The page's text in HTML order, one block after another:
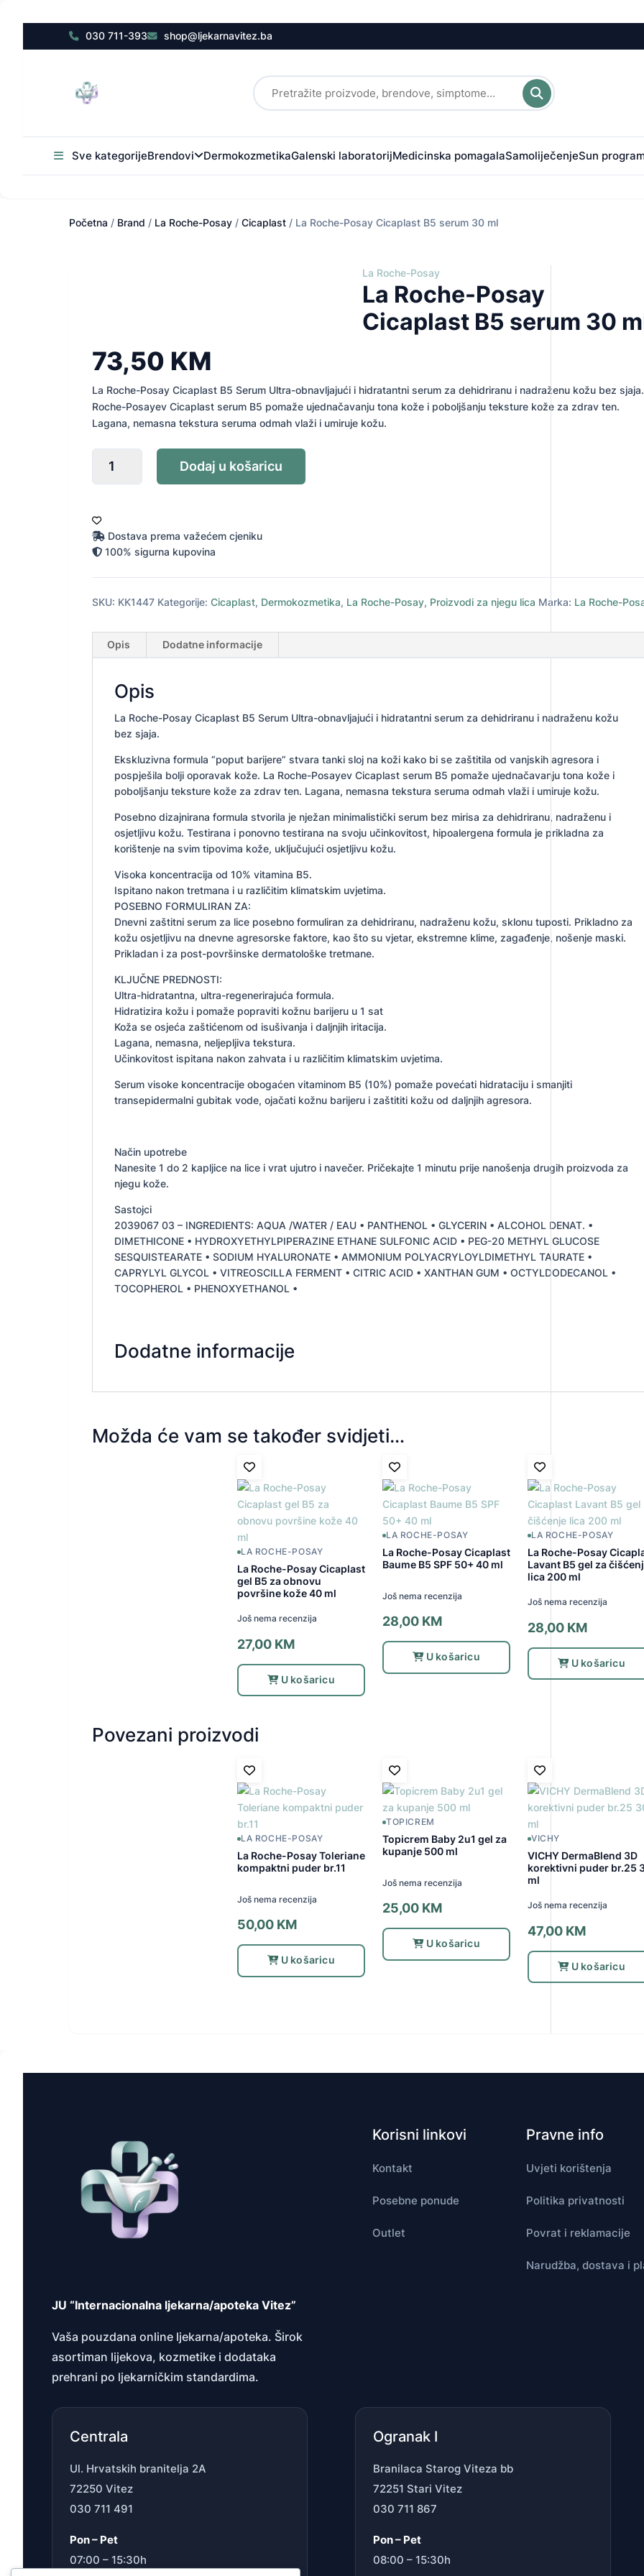
030 711-393 shop@ljekarnavitez.ba
Sve kategorijeBrendovi DermokozmetikaGalenski laboratorijMedicinska pomagalaSamoliječenjeSun
Početna / Brand / La Roche-Posay / Cicaplast / La Roche-Posay Cicaplast B5 serum 30 ml
La Roche-Posay
La Roche-Posay
Cicaplast B5 serum 30
73,50 KM
La Roche-Posay Cicaplast B5 Serum Ultra-obnavljajući i hidratantni serum za dehidriranu i nadraženu kožu bez
Roche-Posayev Cicaplast serum B5 pomaže ujednačavanju tona kože i poboljšanju teksture kože za zdrav ten.
Lagana, nemasna tekstura seruma odmah vlaži i umiruje kožu.
Roche-
Posay
B5
serum
30
količina
Dodaj u košaricu
Dostava prema važećem cjeniku
100% sigurna kupovina
SKU: KK1447 Kategorije: Cicaplast, Dermokozmetika, La Roche-Posay, Proizvodi za njegu lica Marka: La Roche-
Opis Dodatne informacije
Opis
La Roche-Posay Cicaplast B5 Serum Ultra-obnavljajući i hidratantni serum za dehidriranu i nadraženu kožu
bez sjaja.
Ekskluzivna formula “poput barijere” stvara tanki sloj na koži kako bi se zaštitila od vanjskih agresora i
pospješila bolji oporavak kože. La Roche-Posayev Cicaplast serum B5 pomaže ujednačavanju tona kože i
poboljšanju teksture kože za zdrav ten. Lagana, nemasna tekstura seruma odmah vlaži i umiruje kožu.
Posebno dizajnirana formula stvorila je nježan minimalistički serum bez mirisa za dehidriranu, nadraženu i
osjetljivu kožu. Testirana i ponovno testirana na svoju učinkovitost, hipoalergena formula je prikladna za
korištenje na svim tipovima kože, uključujući osjetljivu kožu.
Visoka koncentracija od 10% vitamina B5.
Ispitano nakon tretmana i u različitim klimatskim uvjetima.
POSEBNO FORMULIRAN ZA:​
Dnevni zaštitni serum za lice posebno formuliran za dehidriranu, nadraženu kožu, sklonu tuposti. Prikladno za
kožu osjetljivu na dnevne agresorske faktore, kao što su vjetar, ekstremne klime, zagađenje, nošenje maski.
Prikladan i za post-površinske dermatološke tretmane.
KLJUČNE PREDNOSTI:
Ultra-hidratantna, ultra-regenerirajuća formula.
Hidratizira kožu i pomaže popraviti kožnu barijeru u 1 sat
Koža se osjeća zaštićenom od isušivanja i daljnjih iritacija.
Lagana, nemasna, neljepljiva tekstura.
Učinkovitost ispitana nakon zahvata i u različitim klimatskim uvjetima.
Serum visoke koncentracije obogaćen vitaminom B5 (10%) pomaže povećati hidrataciju i smanjiti
transepidermalni gubitak vode, ojačati kožnu barijeru i zaštititi kožu od daljnjih agresora.
Način upotrebe
Nanesite 1 do 2 kapljice na lice i vrat ujutro i navečer. Pričekajte 1 minutu prije nanošenja drugih proizvoda za
njegu kože.
Sastojci
2039067 03 – INGREDIENTS: AQUA /WATER / EAU • PANTHENOL • GLYCERIN • ALCOHOL DENAT. •
DIMETHICONE • HYDROXYETHYLPIPERAZINE ETHANE SULFONIC ACID • PEG-20 METHYL GLUCOSE
SESQUISTEARATE • SODIUM HYALURONATE • AMMONIUM POLYACRYLOYLDIMETHYL TAURATE •
CAPRYLYL GLYCOL • VITREOSCILLA FERMENT • CITRIC ACID • XANTHAN GUM • OCTYLDODECANOL •
TOCOPHEROL • PHENOXYETHANOL •
Dodatne informacije
Možda će vam se također svidjeti…
LA ROCHE-POSAY
La Roche-Posay Cicaplast
gel B5 za obnovu
površine kože 40 ml
Još nema recenzija
27,00 KM
U košaricu
LA ROCHE-POSAY
La Roche-Posay Cicaplast
Baume B5 SPF 50+ 40 ml
Još nema recenzija
28,00 KM
U košaricu
LA ROCHE-POSAY
La Roche-Posay
Lavant B5 gel za
lica 200 ml
Još nema recenzija
28,00 KM
U košaricu
Povezani proizvodi
LA ROCHE-POSAY
La Roche-Posay Toleriane
kompaktni puder br.11
Još nema recenzija
50,00 KM
U košaricu
TOPICREM
Topicrem Baby 2u1 gel za
kupanje 500 ml
Još nema recenzija
25,00 KM
U košaricu
VICHY
VICHY DermaBlend 3D
korektivni puder br.25
ml
Još nema recenzija
47,00 KM
U košaricu
JU “Internacionalna ljekarna/apoteka Vitez”
Vaša pouzdana online ljekarna/apoteka. Širok
asortiman lijekova, kozmetike i dodataka
prehrani po ljekarničkim standardima.
Korisni linkovi
Kontakt
Posebne ponude
Outlet
Pravne info
Uvjeti korištenja
Politika privatnosti
Povrat i reklamacije
Narudžba, dostava i
Centrala
Ul. Hrvatskih branitelja 2A
72250 Vitez
030 711 491
Pon – Pet
07:00 – 15:30h
Ogranak I
Branilaca Starog Viteza bb
72251 Stari Vitez
030 711 867
Pon – Pet
08:00 – 15:30h